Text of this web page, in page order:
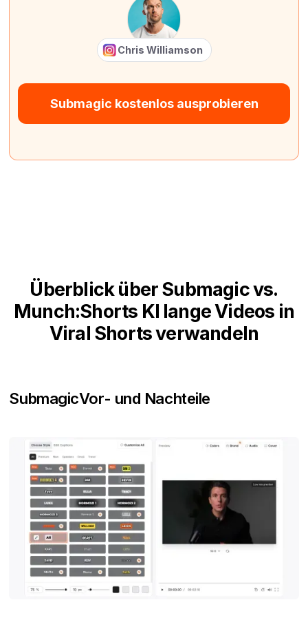
Chris Williamson
Submagic kostenlos ausprobieren
Überblick über Submagic vs.
Munch:Shorts KI lange Videos in
Viral Shorts verwandeln
SubmagicVor- und Nachteile